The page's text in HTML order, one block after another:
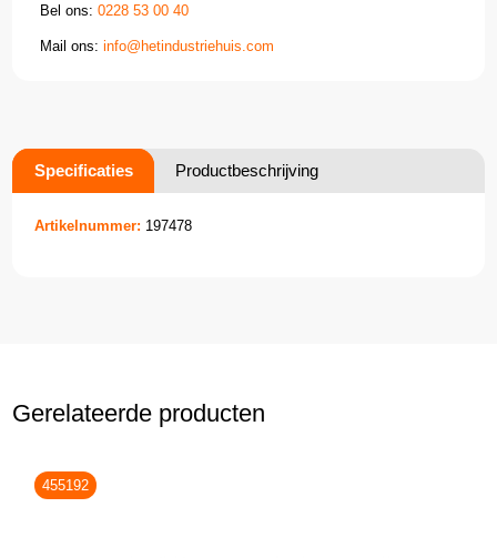
Bel ons:0228 53 00 40
Mail ons:info@hetindustriehuis.com
Specificaties Productbeschrijving
Artikelnummer: 197478
Gerelateerde producten
455192